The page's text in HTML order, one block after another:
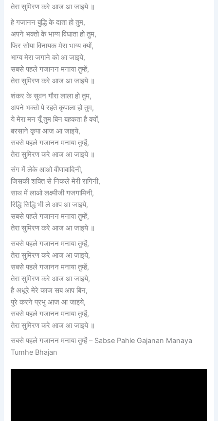
तेरा सुमिरण करे आज आ जाइये ॥
हे गजानन बुद्धि के दाता हो तुम,
अपने भक्तो के भाग्य विधाता हो तुम,
फिर सोया विनायक मेरा भाग्य क्यों,
भाग्य मेरा जगाने को आ जाइये,
सबसे पहले गजानन मनाया तुम्हें,
तेरा सुमिरण करे आज आ जाइये ॥
शंकर के सुवन गौरा लाला हो तुम,
अपने भक्तो पे रहते कृपाला हो तुम,
ये मेरा मन यूँ तुम बिन बहकता है क्यों,
बरसाने कृपा आज आ जाइये,
सबसे पहले गजानन मनाया तुम्हें,
तेरा सुमिरण करे आज आ जाइये ॥
संग में लेके आओ वीणावादिनी,
जिसकी शक्ति से निकले मेरी रागिनी,
साथ में लाओ लक्ष्मीजी गजगामिनी,
रिद्धि सिद्धि भी ले आप आ जाइये,
सबसे पहले गजानन मनाया तुम्हें,
तेरा सुमिरण करे आज आ जाइये ॥
सबसे पहले गजानन मनाया तुम्हें,
तेरा सुमिरण करे आज आ जाइये,
सबसे पहले गजानन मनाया तुम्हें,
तेरा सुमिरण करे आज आ जाइये,
है अधूरे मेरे काज सब आप बिन,
पुरे करने प्रभु आज आ जाइये,
सबसे पहले गजानन मनाया तुम्हें,
तेरा सुमिरण करे आज आ जाइये ॥
सबसे पहले गजानन मनाया तुम्हें – Sabse Pahle Gajanan Manaya
Tumhe Bhajan